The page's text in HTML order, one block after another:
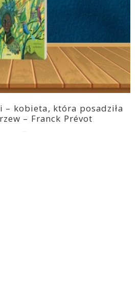
– kobieta, która posadziła
– Franck Prévot